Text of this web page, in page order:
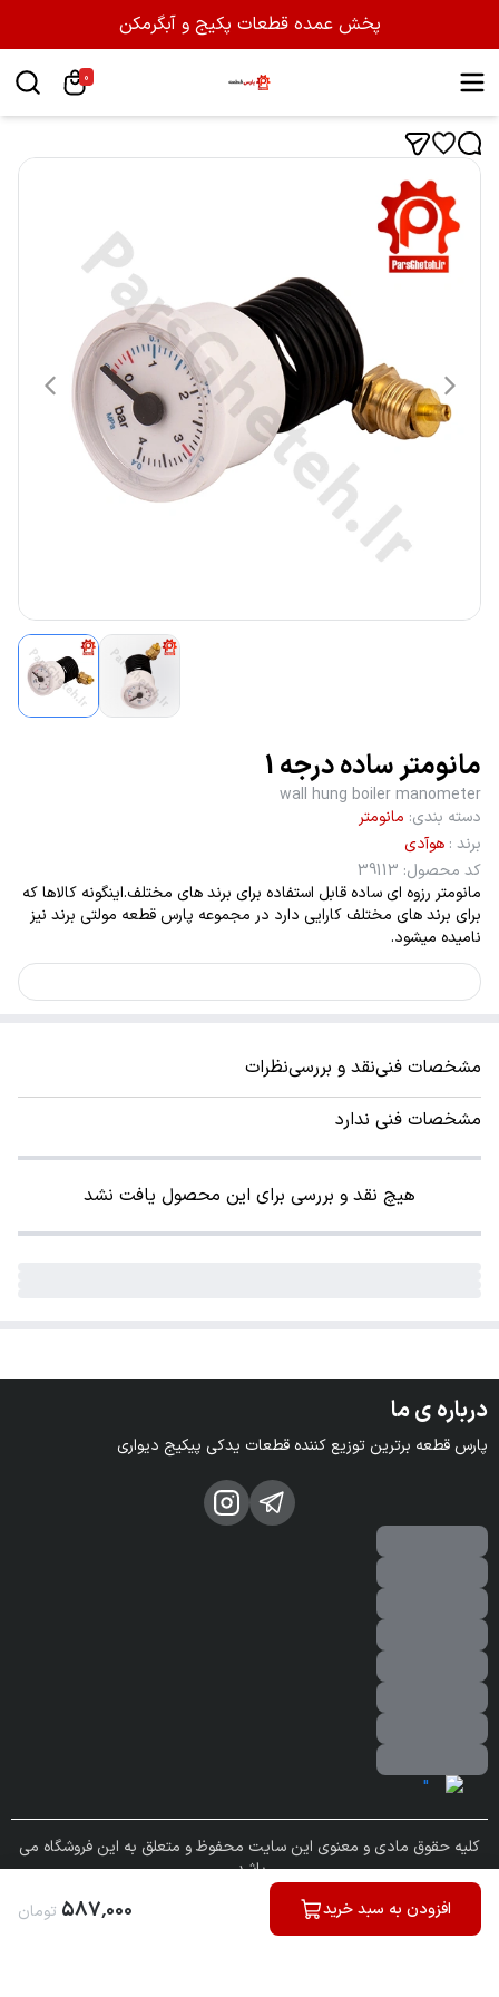
پخش عمده قطعات پکیج و آبگرمکن
0
مانومتر ساده درجه 1
wall hung boiler manometer
دسته بندی: مانومتر
برند : هوآدی
کد محصول:
39113
مانومتر رزوه ای ساده قابل استفاده برای برند های مختلف.اینگونه کالاها که
برای برند های مختلف کارایی دارد در مجموعه پارس قطعه مولتی برند نیز
نامیده میشود.
افزودن به سبد خرید ۵۸۷٬۰۰۰ تومان
مشخصات فنینقد و بررسینظرات
مشخصات فنی ندارد
هیچ نقد و بررسی برای این محصول یافت نشد
درباره ی ما
پارس قطعه برترین توزیع کننده قطعات یدکی پیکیج دیواری
کلیه حقوق مادی و معنوی این سایت محفوظ و متعلق به این فروشگاه می
باشد.
ساخته شده توسط